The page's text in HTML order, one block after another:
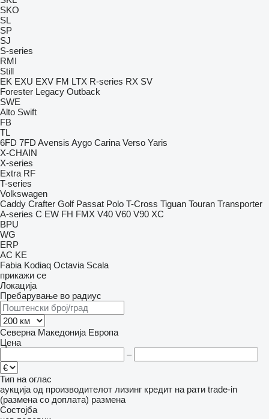
SKO
SL
SP
SJ
S-series
RMI
Still
EK EXU EXV FM LTX R-series RX SV
Forester Legacy Outback
SWE
Alto Swift
FB
TL
6FD 7FD Avensis Aygo Carina Verso Yaris
X-CHAIN
X-series
Extra RF
T-series
Volkswagen
Caddy Crafter Golf Passat Polo T-Cross Tiguan Touran Transporter
A-series C EW FH FMX V40 V60 V90 XC
BPU
WG
ERP
AC KE
Fabia Kodiaq Octavia Scala
прикажи се
Локација
Пребарување во радиус
Северна Македонија Европа
Цена
–
Тип на оглас
аукција од производителот лизинг кредит на рати trade-in
(размена со доплата) размена
Состојба